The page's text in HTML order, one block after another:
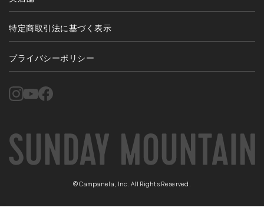
特定商取引法に基づく表示
プライバシーポリシー
©Campanela, Inc. All Rights Reserved.